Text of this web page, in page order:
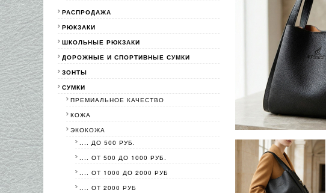
РАСПРОДАЖА
РЮКЗАКИ
ШКОЛЬНЫЕ РЮКЗАКИ
ДОРОЖНЫЕ И СПОРТИВНЫЕ СУМКИ
ЗОНТЫ
СУМКИ
ПРЕМИАЛЬНОЕ КАЧЕСТВО
КОЖА
ЭКОКОЖА
.... ДО 500 РУБ.
.... ОТ 500 ДО 1000 РУБ.
.... ОТ 1000 ДО 2000 РУБ
.... ОТ 2000 РУБ